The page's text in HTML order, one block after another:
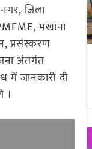
जिला
मखाना
प्रसंस्करण
अंतर्गत
में जानकारी दी
।